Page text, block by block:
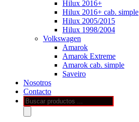
Hilux 2016+
Hilux 2016+ cab. simple
Hilux 2005/2015
Hilux 1998/2004
Volkswagen
Amarok
Amarok Extreme
Amarok cab. simple
Saveiro
Nosotros
Contacto
Búsqueda
de
productos